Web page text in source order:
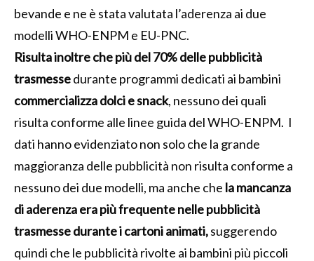
bevande e ne è stata valutata l’aderenza ai due
modelli WHO-ENPM e EU-PNC.
Risulta inoltre che più del 70% delle pubblicità
trasmessedurante programmi dedicati ai bambini
commercializza dolci e snack, nessuno dei quali
risulta conforme alle linee guida del WHO-ENPM. I
dati hanno evidenziato non solo che la grande
maggioranza delle pubblicità non risulta conforme a
nessuno dei due modelli, ma anche che la mancanza
di aderenza era più frequente nelle pubblicità
trasmesse durante i cartoni animati,suggerendo
quindi che le pubblicità rivolte ai bambini più piccoli